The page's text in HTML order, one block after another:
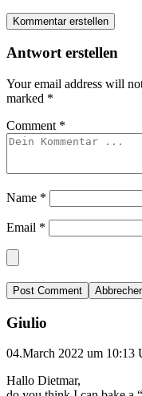
Kommentar erstellen
Antwort erstellen
Your email address will
marked *
Comment *
Name *
Email *
Giulio
04.March 2022 um 10:13
Hallo Dietmar,